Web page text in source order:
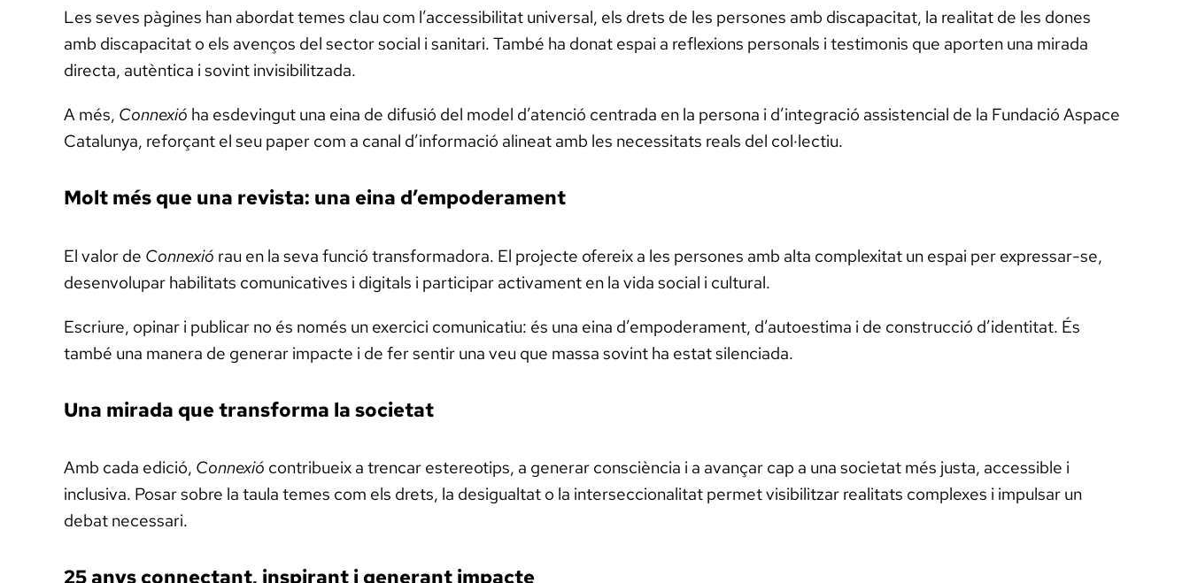
Les seves pàgines han abordat temes clau com l’accessibilitat universal, els drets de les persones amb discapacitat, la realitat de les dones
amb discapacitat o els avenços del sector social i sanitari. També ha donat espai a reflexions personals i testimonis que aporten una mirada
directa, autèntica i sovint invisibilitzada.
A més, Connexió ha esdevingut una eina de difusió del model d’atenció centrada en la persona i d’integració assistencial de la Fundació Aspace
Catalunya, reforçant el seu paper com a canal d’informació alineat amb les necessitats reals del col·lectiu.
Molt més que una revista: una eina d’empoderament
El valor de Connexió rau en la seva funció transformadora. El projecte ofereix a les persones amb alta complexitat un espai per expressar-se,
desenvolupar habilitats comunicatives i digitals i participar activament en la vida social i cultural.
Escriure, opinar i publicar no és només un exercici comunicatiu: és una eina d’empoderament, d’autoestima i de construcció d’identitat. És
també una manera de generar impacte i de fer sentir una veu que massa sovint ha estat silenciada.
Una mirada que transforma la societat
Amb cada edició, Connexió contribueix a trencar estereotips, a generar consciència i a avançar cap a una societat més justa, accessible i
inclusiva. Posar sobre la taula temes com els drets, la desigualtat o la interseccionalitat permet visibilitzar realitats complexes i impulsar un
debat necessari.
25 anys connectant, inspirant i generant impacte